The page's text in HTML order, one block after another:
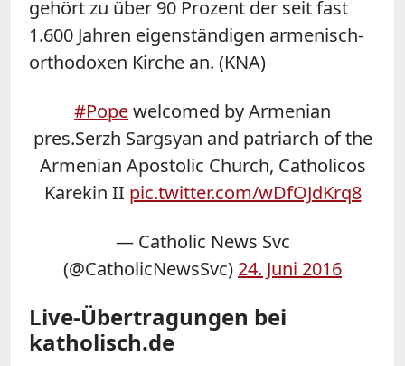
gehört zu über 90 Prozent der seit fast
1.600 Jahren eigenständigen armenisch-
orthodoxen Kirche an. (KNA)
#Popewelcomed by Armenian
pres.Serzh Sargsyan and patriarch of the
Armenian Apostolic Church, Catholicos
Karekin II pic.twitter.com/wDfOJdKrq8
— Catholic News Svc
(@CatholicNewsSvc) 24. Juni 2016
Live-Übertragungen bei
katholisch.de